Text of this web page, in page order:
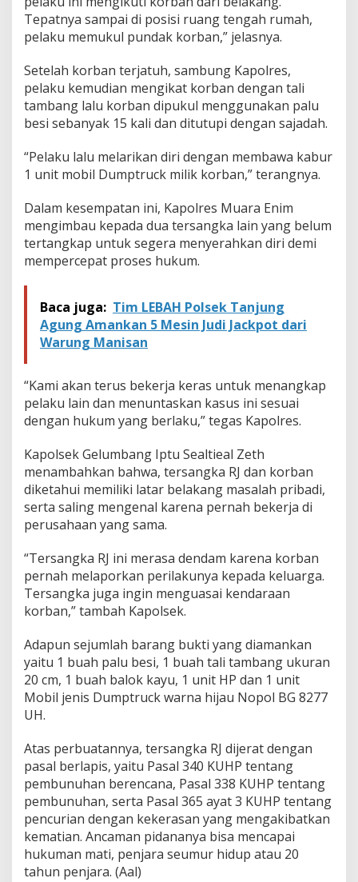
Tepatnya sampai di posisi ruang tengah rumah,
pelaku memukul pundak korban,” jelasnya.
Setelah korban terjatuh, sambung Kapolres,
pelaku kemudian mengikat korban dengan tali
tambang lalu korban dipukul menggunakan palu
besi sebanyak 15 kali dan ditutupi dengan sajadah.
“Pelaku lalu melarikan diri dengan membawa kabur
1 unit mobil Dumptruck milik korban,” terangnya.
Dalam kesempatan ini, Kapolres Muara Enim
mengimbau kepada dua tersangka lain yang belum
tertangkap untuk segera menyerahkan diri demi
mempercepat proses hukum.
Baca juga: Tim LEBAH Polsek Tanjung
Agung Amankan 5 Mesin Judi Jackpot dari
Warung Manisan
“Kami akan terus bekerja keras untuk menangkap
pelaku lain dan menuntaskan kasus ini sesuai
dengan hukum yang berlaku,” tegas Kapolres.
Kapolsek Gelumbang Iptu Sealtieal Zeth
menambahkan bahwa, tersangka RJ dan korban
diketahui memiliki latar belakang masalah pribadi,
serta saling mengenal karena pernah bekerja di
perusahaan yang sama.
“Tersangka RJ ini merasa dendam karena korban
pernah melaporkan perilakunya kepada keluarga.
Tersangka juga ingin menguasai kendaraan
korban,” tambah Kapolsek.
Adapun sejumlah barang bukti yang diamankan
yaitu 1 buah palu besi, 1 buah tali tambang ukuran
20 cm, 1 buah balok kayu, 1 unit HP dan 1 unit
Mobil jenis Dumptruck warna hijau Nopol BG 8277
UH.
Atas perbuatannya, tersangka RJ dijerat dengan
pasal berlapis, yaitu Pasal 340 KUHP tentang
pembunuhan berencana, Pasal 338 KUHP tentang
pembunuhan, serta Pasal 365 ayat 3 KUHP tentang
pencurian dengan kekerasan yang mengakibatkan
kematian. Ancaman pidananya bisa mencapai
hukuman mati, penjara seumur hidup atau 20
tahun penjara. (Aal)